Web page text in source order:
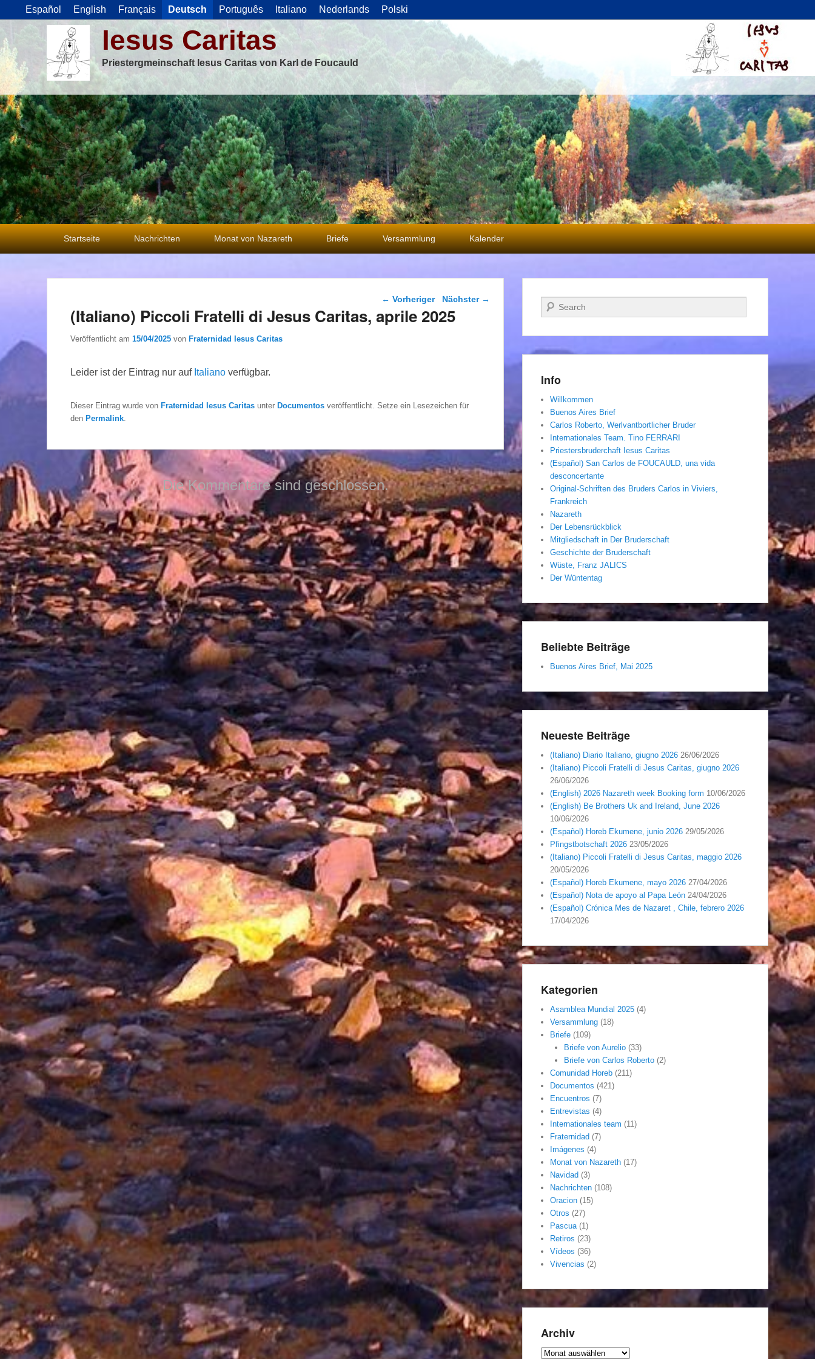
Español English Français Deutsch Português Italiano Nederlands Polski
Iesus Caritas
Priestergmeinschaft Iesus Caritas von Karl de Foucauld
Primäres
Menü
Startseite Nachrichten Monat von Nazareth Briefe Versammlung Kalender
Beitragsnavigation
← Vorheriger Nächster →
(Italiano) Piccoli Fratelli di Jesus Caritas, aprile 2025
Veröffentlicht am 15/04/2025 von Fraternidad Iesus Caritas
Leider ist der Eintrag nur auf Italiano verfügbar.
Dieser Eintrag wurde von Fraternidad Iesus Caritas unter Documentos veröffentlicht. Setze ein Lesezeichen für
den Permalink
Die Kommentare sind geschlossen.
Suchen
Info
Willkommen
Buenos Aires Brief
Carlos Roberto, Werlvantbortlicher Bruder
Internationales Team. Tino FERRARI
Priestersbruderchaft Iesus Caritas
(Español) San Carlos de FOUCAULD, una vida
desconcertante
Original-Schriften des Bruders Carlos in Viviers,
Frankreich
Nazareth
Der Lebensrückblick
Mitgliedschaft in Der Bruderschaft
Geschichte der Bruderschaft
Wüste, Franz JALICS
Der Wüntentag
Beliebte Beiträge
Buenos Aires Brief, Mai 2025
Neueste Beiträge
(Italiano) Diario Italiano, giugno 2026 26/06/2026
(Italiano) Piccoli Fratelli di Jesus Caritas, giugno 2026
26/06/2026
(English) 2026 Nazareth week Booking form 10/06/2026
(English) Be Brothers Uk and Ireland, June 2026
10/06/2026
(Español) Horeb Ekumene, junio 2026 29/05/2026
Pfingstbotschaft 2026 23/05/2026
(Italiano) Piccoli Fratelli di Jesus Caritas, maggio 2026
20/05/2026
(Español) Horeb Ekumene, mayo 2026 27/04/2026
(Español) Nota de apoyo al Papa León 24/04/2026
(Español) Crónica Mes de Nazaret , Chile, febrero 2026
17/04/2026
Kategorien
Asamblea Mundial 2025 (4)
Versammlung (18)
Briefe (109)
Briefe von Aurelio(33)
Briefe von Carlos Roberto(2)
Comunidad Horeb (211)
Documentos (421)
Encuentros (7)
Entrevistas (4)
Internationales team (11)
Fraternidad (7)
Imágenes (4)
Monat von Nazareth (17)
Navidad (3)
Nachrichten (108)
Oracion (15)
Otros (27)
Pascua(1)
Retiros (23)
Vídeos (36)
Vivencias (2)
Archiv
Archiv